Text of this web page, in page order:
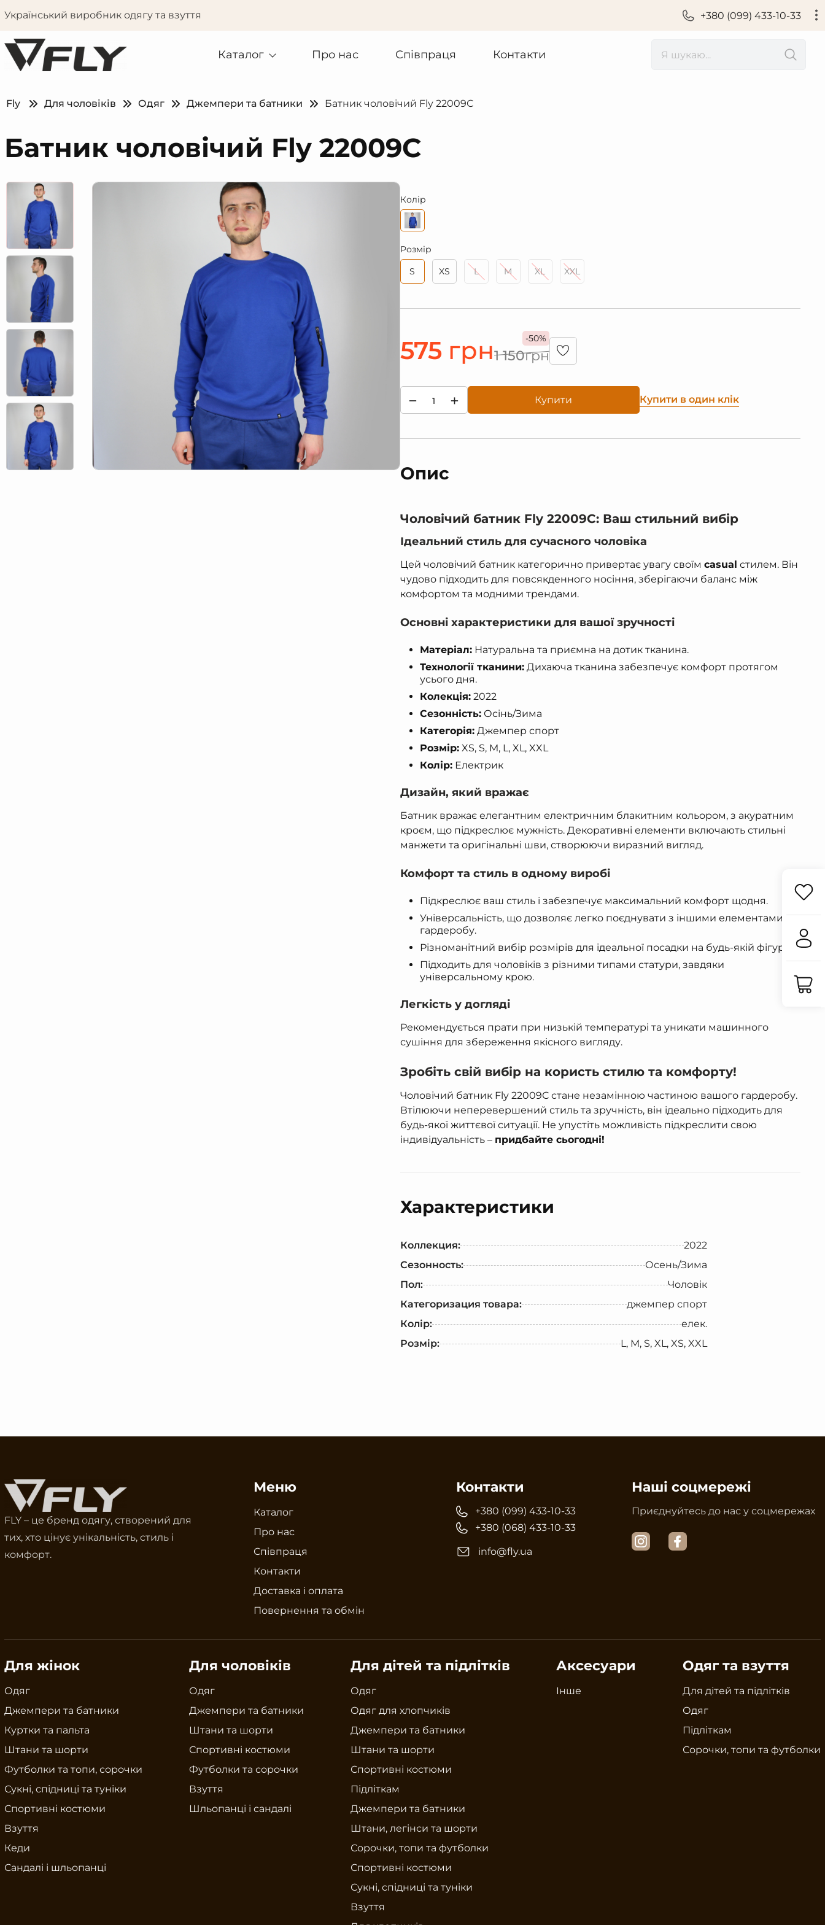
Український виробник одягу та взуття +380 (099) 433-10-33
Каталог Про нас Співпраця Контакти
Fly Для чоловіків Одяг Джемпери та батники Батник чоловічий Fly 22009С
Батник чоловічий Fly 22009С
Колір
Розмір
S
XS L M XL XXL
-50%
575 грн1 150грн
− + Купити Купити в один клік
Опис
Чоловічий батник Fly 22009С: Ваш стильний вибір
Ідеальний стиль для сучасного чоловіка
Цей чоловічий батник категорично привертає увагу своїм casual стилем. Він
чудово підходить для повсякденного носіння, зберігаючи баланс між
комфортом та модними трендами.
Основні характеристики для вашої зручності
Матеріал:Натуральна та приємна на дотик тканина.
Технології тканини:Дихаюча тканина забезпечує комфорт протягом
усього дня.
Колекція:2022
Сезонність:Осінь/Зима
Категорія:Джемпер спорт
Розмір:XS, S, M, L, XL, XXL
Колір:Електрик
Дизайн, який вражає
Батник вражає елегантним електричним блакитним кольором, з акуратним
кроєм, що підкреслює мужність. Декоративні елементи включають стильні
манжети та оригінальні шви, створюючи виразний вигляд.
Комфорт та стиль в одному виробі
Підкреслює ваш стиль і забезпечує максимальний комфорт щодня.
Універсальність, що дозволяє легко поєднувати з іншими елементами
гардеробу.
Різноманітний вибір розмірів для ідеальної посадки на будь-якій фігурі.
Підходить для чоловіків з різними типами статури, завдяки
універсальному крою.
Легкість у догляді
Рекомендується прати при низькій температурі та уникати машинного
сушіння для збереження якісного вигляду.
Зробіть свій вибір на користь стилю та комфорту!
Чоловічий батник Fly 22009С стане незамінною частиною вашого гардеробу.
Втілюючи неперевершений стиль та зручність, він ідеально підходить для
будь-якої життєвої ситуації. Не упустіть можливість підкреслити свою
індивідуальність – придбайте сьогодні!
Характеристики
Коллекция:
2022
Сезонность:
Осень/Зима
Пол:
Чоловік
Категоризация товара:
джемпер спорт
Колір:
елек.
Розмір:
L, M, S, XL, XS, XXL
FLY – це бренд одягу, створений для
тих, хто цінує унікальність, стиль і
комфорт.
Меню
Каталог
Про нас
Співпраця
Контакти
Доставка і оплата
Повернення та обмін
Контакти
+380 (099) 433-10-33
+380 (068) 433-10-33
info@fly.ua
Наші соцмережі
Приєднуйтесь до нас у соцмережах
Для жінок
Одяг
Джемпери та батники
Куртки та пальта
Штани та шорти
Футболки та топи, сорочки
Сукні, спідниці та туніки
Спортивні костюми
Взуття
Кеди
Сандалі і шльопанці
Для чоловіків
Одяг
Джемпери та батники
Штани та шорти
Спортивні костюми
Футболки та сорочки
Взуття
Шльопанці і сандалі
Для дітей та підлітків
Одяг
Одяг для хлопчиків
Джемпери та батники
Штани та шорти
Спортивні костюми
Підліткам
Джемпери та батники
Штани, легінси та шорти
Сорочки, топи та футболки
Спортивні костюми
Сукні, спідниці та туніки
Взуття
Аксесуари
Інше
Одяг та взуття
Для дітей та підлітків
Одяг
Підліткам
Сорочки, топи та футболки